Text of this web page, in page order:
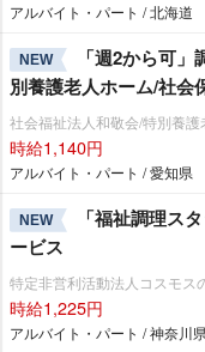
アルバイト・パート / 北海道
NEW
「週2から可
別養護老人ホーム/社会
社会福祉法人和敬会/特別養
時給1,140円
アルバイト・パート / 愛知県
NEW
「福祉調理ス
ービス
特定非営利活動法人コスモス
時給1,225円
アルバイト・パート / 神奈川県